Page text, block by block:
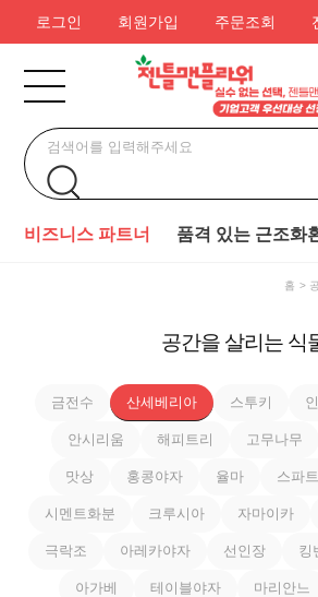
로그인 회원가입 주문조회
비즈니스 파트너 품격 있는 근조화
홈
공간을 살리는 식
금전수 산세베리아 스투키
안시리움 해피트리 고무나무
맛상 홍콩야자 율마 스파
시멘트화분 크루시아 자마이카
극락조 아레카야자 선인장 킹
아가베 테이블야자 마리안느